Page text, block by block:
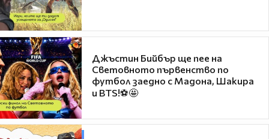
Джъстин Бийбър ще пее на
Световното първенство по
футбол заедно с Мадона, Шакира
и BTS!⚽🤩